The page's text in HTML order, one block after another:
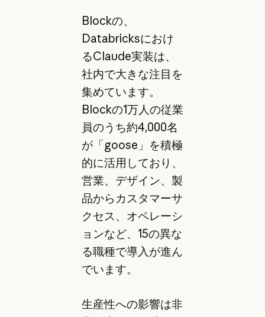
Blockの、
Databricksにおけ
るClaude実装は、
社内で大きな注目を
集めています。
Blockの1万人の従業
員のうち約4,000名
が「goose」を積極
的に活用しており、
営業、デザイン、製
品からカスタマーサ
クセス、オペレーシ
ョンなど、15の異な
る職種で導入が進ん
でいます。
生産性への影響は非